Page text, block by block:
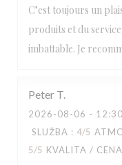
C’est toujours un
produits et du
imbattable. Je
Peter T
2026-08-06 -
SLUŽBA : 4/5
5/5 KVALITA / CENA